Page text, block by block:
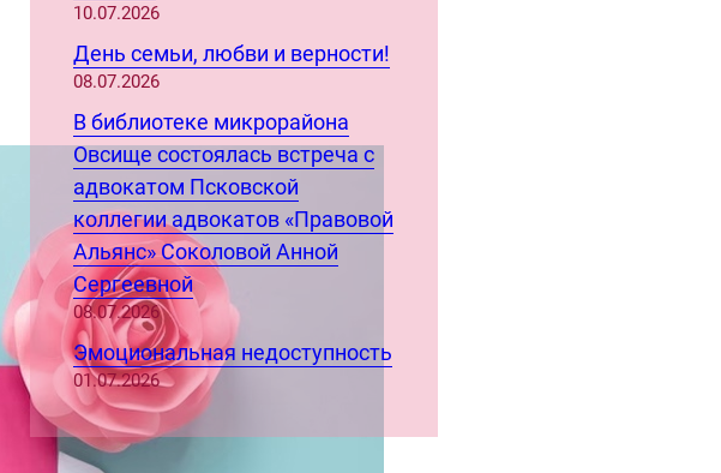
10.07.2026
День семьи, любви и верности!
08.07.2026
В библиотеке микрорайона
Овсище состоялась встреча с
адвокатом Псковской
коллегии адвокатов «Правовой
Альянс» Соколовой Анной
Сергеевной
08.07.2026
Эмоциональная недоступность
01.07.2026